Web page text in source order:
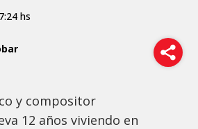
hs
y compositor
12 años viviendo en